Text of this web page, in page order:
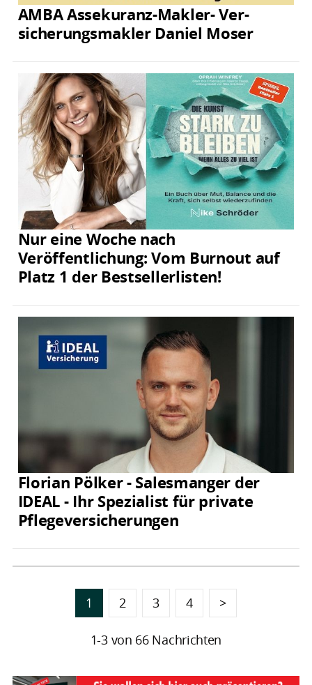
AMBA Assekuranz-Makler- Ver­
sicherungs­makler Daniel Moser
Nur eine Woche nach
Veröffentlichung: Vom Burnout auf
Platz 1 der Bestsellerlisten!
Florian Pölker - Salesmanger der
IDEAL - Ihr Spezialist für private
Pflegeversicherungen
1 2 3 4 >
1-3 von 66 Nachrichten